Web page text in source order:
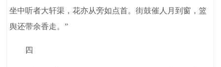
坐中听者大轩渠，花亦从旁如点首。街鼓催人月到窗，篮
舆还带余香走。”
四